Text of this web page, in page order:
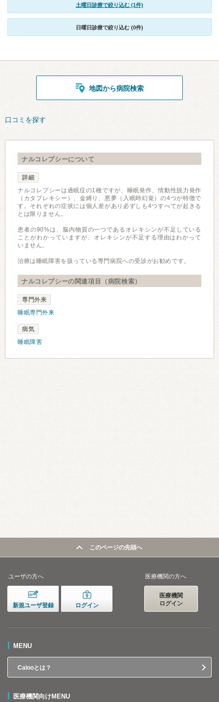
土曜日診療で絞り込む (1件)
日曜日診療で絞り込む (0件)
地図から病院検索
口コミを探す
ナルコレプシーについて
詳細
ナルコレプシーは過眠症の1種ですが、睡眠発作、情動性脱力発作
（カタプレキシー）、金縛り、悪夢（入眠時幻覚）の4つが特徴で
す。それぞれの症状には個人差があり必ずしも4つすべてが起きる
とは限りません。
患者の90%は、脳内物質の一つであるオレキシンが不足している
ことがわかっていますが、オレキシンが不足する理由はわかって
いません。
治療は睡眠障害を扱っている専門病院への受診がお勧めです。
ナルコレプシーの関連項目（病院検索）
専門外来
睡眠専門外来
病気
睡眠障害
このページの先頭へ
ユーザの方へ
新規ユーザ登録 ログイン
医療機関の方へ
医療機関
ログイン
MENU
Calooとは？
医療機関向けMENU